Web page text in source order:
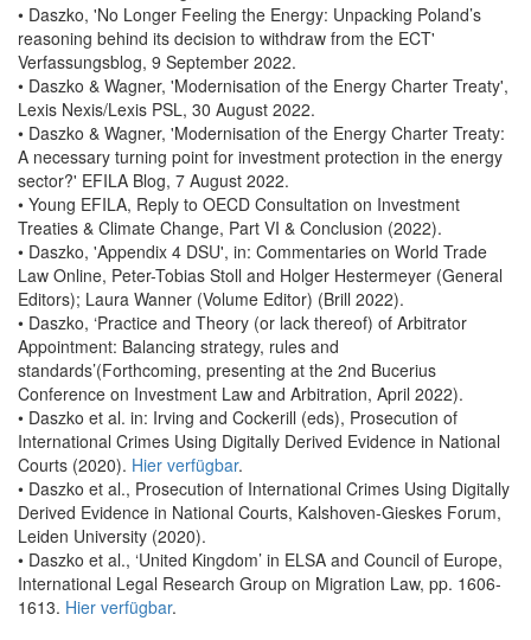
• Daszko, 'No Longer Feeling the Energy: Unpacking Poland’s
reasoning behind its decision to withdraw from the ECT'
Verfassungsblog, 9 September 2022.
• Daszko & Wagner, 'Modernisation of the Energy Charter Treaty',
Lexis Nexis/Lexis PSL, 30 August 2022.
• Daszko & Wagner, 'Modernisation of the Energy Charter Treaty:
A necessary turning point for investment protection in the energy
sector?' EFILA Blog, 7 August 2022.
• Young EFILA, Reply to OECD Consultation on Investment
Treaties & Climate Change, Part VI & Conclusion (2022).
• Daszko, 'Appendix 4 DSU', in: Commentaries on World Trade
Law Online, Peter-Tobias Stoll and Holger Hestermeyer (General
Editors); Laura Wanner (Volume Editor) (Brill 2022).
• Daszko, ‘Practice and Theory (or lack thereof) of Arbitrator
Appointment: Balancing strategy, rules and
standards’(Forthcoming, presenting at the 2nd Bucerius
Conference on Investment Law and Arbitration, April 2022).
• Daszko et al. in: Irving and Cockerill (eds), Prosecution of
International Crimes Using Digitally Derived Evidence in National
Courts (2020). Hier verfügbar.
• Daszko et al., Prosecution of International Crimes Using Digitally
Derived Evidence in National Courts, Kalshoven-Gieskes Forum,
Leiden University (2020).
• Daszko et al., ‘United Kingdom’ in ELSA and Council of Europe,
International Legal Research Group on Migration Law, pp. 1606-
1613. Hier verfügbar.